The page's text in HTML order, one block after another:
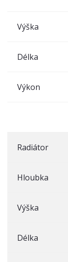
Výška
Délka
Výkon
Radiátor
Hloubka
Výška
Délka